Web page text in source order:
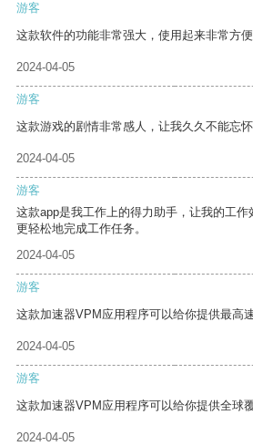
游客
这款软件的功能非常强大，使用起来非常方便
2024-04-05
游客
这款游戏的剧情非常感人，让我久久不能忘怀
2024-04-05
游客
这款app是我工作上的得力助手，让我的工
更轻松地完成工作任务。
2024-04-05
游客
这款加速器VPM应用程序可以给你提供最高
2024-04-05
游客
这款加速器VPM应用程序可以给你提供全球
2024-04-05